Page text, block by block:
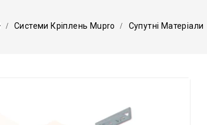
Системи Кріплень Mupro Супутні Матеріали